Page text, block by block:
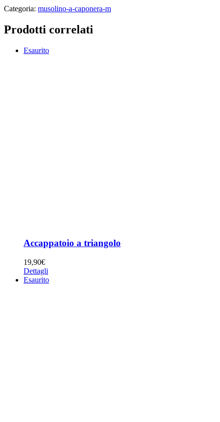
Categoria: musolino-a-caponera-m
Prodotti correlati
Esaurito
Accappatoio a triangolo
19,90€
Dettagli
Esaurito